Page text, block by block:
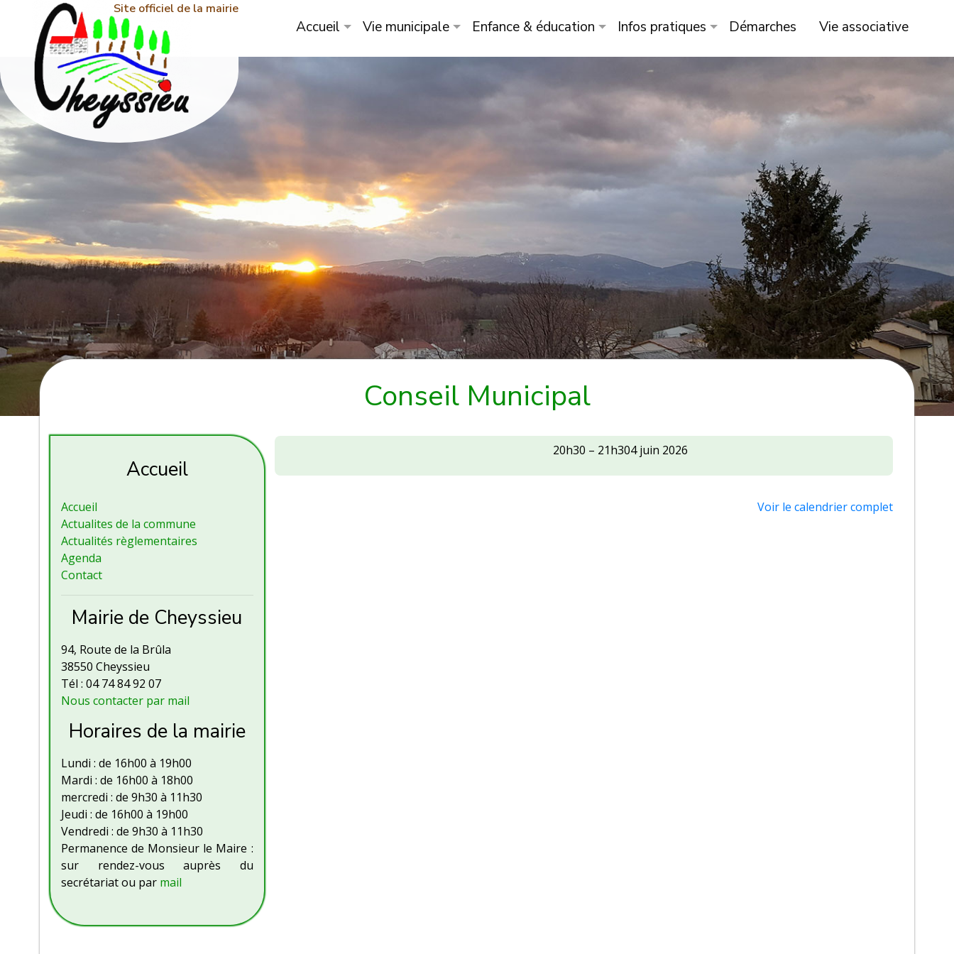
Site officiel de la mairie
Accueil Vie municipale Enfance & éducation Infos pratiques Démarches Vie associative
Conseil Municipal
Accueil
Accueil
Actualites de la commune
Actualités règlementaires
Agenda
Contact
Mairie de Cheyssieu
94, Route de la Brûla
38550 Cheyssieu
Tél : 04 74 84 92 07
Nous contacter par mail
Horaires de la mairie
Lundi : de 16h00 à 19h00
Mardi : de 16h00 à 18h00
mercredi : de 9h30 à 11h30
Jeudi : de 16h00 à 19h00
Vendredi : de 9h30 à 11h30
Permanence de Monsieur le Maire :
sur rendez-vous auprès du
secrétariat ou par mail
Conseil
20h30 – 21h304 juin 2026
Voir le calendrier complet